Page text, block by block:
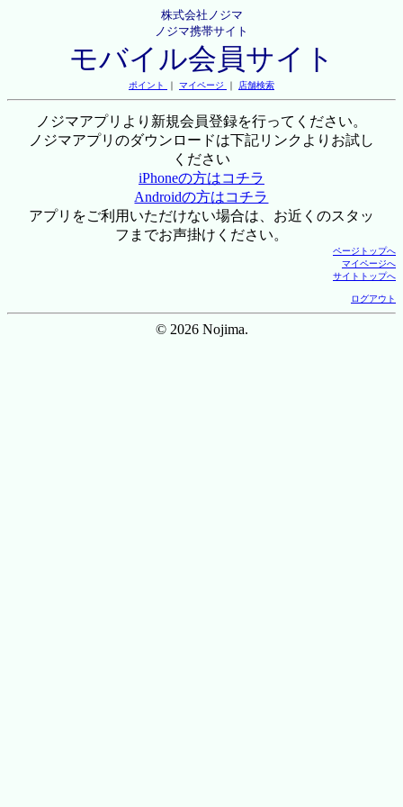
株式会社ノジマ
ノジマ携帯サイト
モバイル会員サイト
ポイント ｜ マイページ ｜ 店舗検索
ノジマアプリより新規会員登録を行ってください。
ノジマアプリのダウンロードは下記リンクよりお試し
ください
iPhoneの方はコチラ
Androidの方はコチラ
アプリをご利用いただけない場合は、お近くのスタッ
フまでお声掛けください。
ページトップへ
マイページへ
サイトトップへ
ログアウト
© 2026 Nojima.